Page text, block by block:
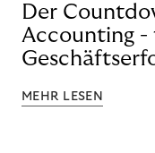
Der
Accounting -
MEHR LESEN